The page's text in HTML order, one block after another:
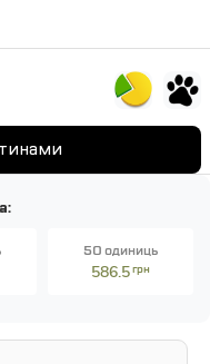
50 одиниць
586.5грн